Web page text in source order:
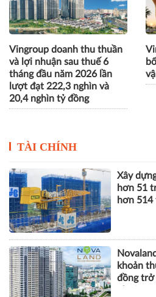
Vingroup doanh thu thuần
và lợi nhuận sau thuế 6
tháng đầu năm 2026 lần
lượt đạt 222,3 nghìn và
20,4 nghìn tỷ đồng
TÀI CHÍNH
Xây
hơn 51
hơn
khoản
đồng trở